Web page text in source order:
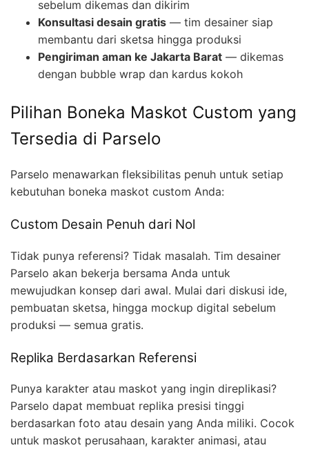
sebelum dikemas dan dikirim
Konsultasi desain gratis — tim desainer siap
membantu dari sketsa hingga produksi
Pengiriman aman ke Jakarta Barat — dikemas
dengan bubble wrap dan kardus kokoh
Pilihan Boneka Maskot Custom yang
Tersedia di Parselo
Parselo menawarkan fleksibilitas penuh untuk setiap
kebutuhan boneka maskot custom Anda:
Custom Desain Penuh dari Nol
Tidak punya referensi? Tidak masalah. Tim desainer
Parselo akan bekerja bersama Anda untuk
mewujudkan konsep dari awal. Mulai dari diskusi ide,
pembuatan sketsa, hingga mockup digital sebelum
produksi — semua gratis.
Replika Berdasarkan Referensi
Punya karakter atau maskot yang ingin direplikasi?
Parselo dapat membuat replika presisi tinggi
berdasarkan foto atau desain yang Anda miliki. Cocok
untuk maskot perusahaan, karakter animasi, atau